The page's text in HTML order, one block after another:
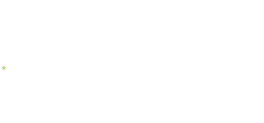
*